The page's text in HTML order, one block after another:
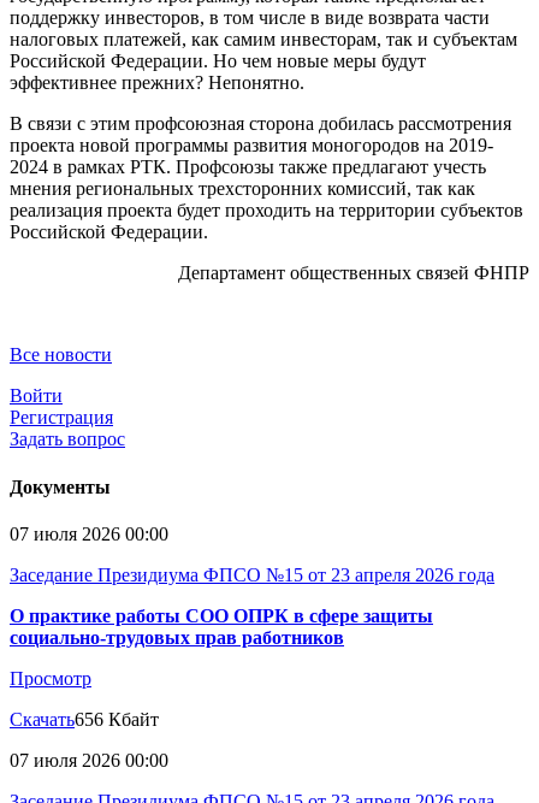
поддержку инвесторов, в том числе в виде возврата части
налоговых платежей, как самим инвесторам, так и субъектам
Российской Федерации. Но чем новые меры будут
эффективнее прежних? Непонятно.
В связи с этим профсоюзная сторона добилась рассмотрения
проекта новой программы развития моногородов на 2019-
2024 в рамках РТК. Профсоюзы также предлагают учесть
мнения региональных трехсторонних комиссий, так как
реализация проекта будет проходить на территории субъектов
Российской Федерации.
Департамент общественных связей ФНПР
Все новости
Войти
Регистрация
Задать вопрос
Документы
07 июля 2026 00:00
Заседание Президиума ФПСО №15 от 23 апреля 2026 года
О практике работы СОО ОПРК в сфере защиты
социально-трудовых прав работников
Просмотр
Скачать656 Кбайт
07 июля 2026 00:00